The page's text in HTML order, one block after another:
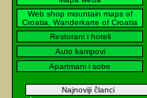
Web shop mountain maps of
Croatia, Wanderkarte of Croatia
Restorani i hoteli
Auto kampovi
Apartmani i sobe
Najnoviji članci